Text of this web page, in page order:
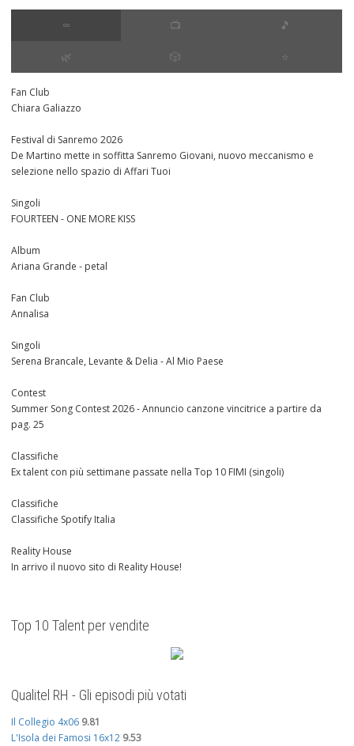
∞ 📺 🎵
🌿 🎲 ⭐️
Fan Club
Chiara Galiazzo
Festival di Sanremo 2026
De Martino mette in soffitta Sanremo Giovani, nuovo meccanismo e
selezione nello spazio di Affari Tuoi
Singoli
FOURTEEN - ONE MORE KISS
Album
Ariana Grande - petal
Fan Club
Annalisa
Singoli
Serena Brancale, Levante & Delia - Al Mio Paese
Contest
Summer Song Contest 2026 - Annuncio canzone vincitrice a partire da
pag. 25
Classifiche
Ex talent con più settimane passate nella Top 10 FIMI (singoli)
Classifiche
Classifiche Spotify Italia
Reality House
In arrivo il nuovo sito di Reality House!
Top 10 Talent per vendite
Qualitel RH - Gli episodi più votati
Il Collegio 4x06 9.81
L'Isola dei Famosi 16x12 9.53